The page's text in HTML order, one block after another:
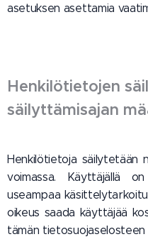
asetuksen asettamia
Henkilötietojen
säilyttämisajan
Henkilötietoja säilytetään
voimassa. Käyttäjällä
useampaa
oikeus saada käyttäjää
tämän tietosuojaselosteen